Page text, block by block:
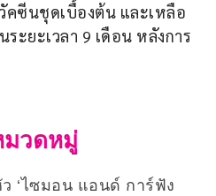
คซีนชุดเบื้องต้น และเหลือ
ะยะเวลา 9 เดือน หลังการ
วดหมู่
‘ไซมอน แอนด์ การ์ฟัง